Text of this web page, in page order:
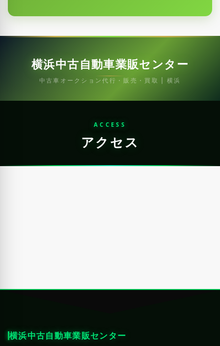
横浜中古自動車業販センター
中古車オークション代行・販売・買取 | 横浜
ACCESS
アクセス
横浜中古自動車業販センター